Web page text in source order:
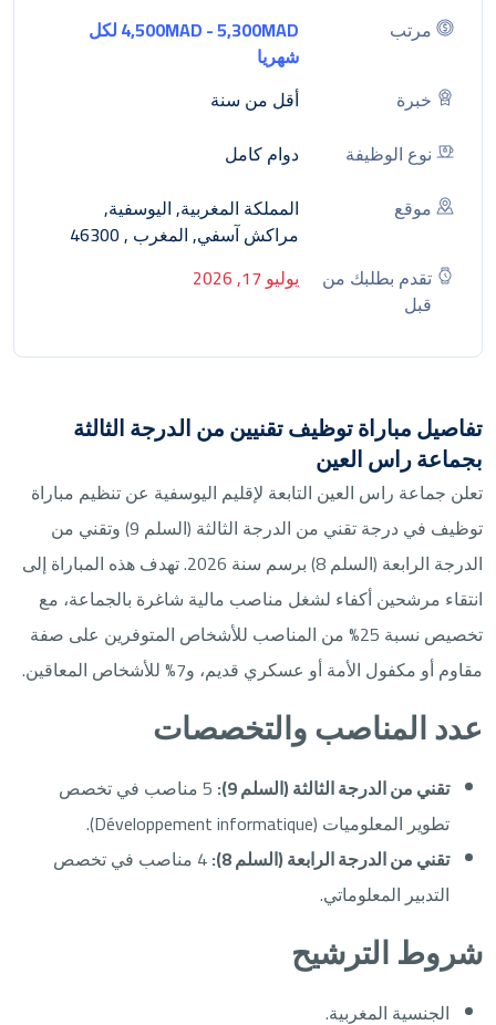
مرتب
4,500MAD - 5,300MAD لكل
شهريا
خبرة
أقل من سنة
نوع الوظيفة
دوام كامل
موقع
المملكة المغربية, اليوسفية,
مراكش آسفي, المغرب , 46300
تقدم بطلبك من
قبل
يوليو 17, 2026
تفاصيل مباراة توظيف تقنيين من الدرجة الثالثة
بجماعة راس العين
تعلن جماعة راس العين التابعة لإقليم اليوسفية عن تنظيم مباراة
توظيف في درجة تقني من الدرجة الثالثة (السلم 9) وتقني من
الدرجة الرابعة (السلم 8) برسم سنة 2026. تهدف هذه المباراة إلى
انتقاء مرشحين أكفاء لشغل مناصب مالية شاغرة بالجماعة، مع
تخصيص نسبة 25% من المناصب للأشخاص المتوفرين على صفة
مقاوم أو مكفول الأمة أو عسكري قديم، و7% للأشخاص المعاقين.
عدد المناصب والتخصصات
تقني من الدرجة الثالثة (السلم 9):
5 مناصب في تخصص
تطوير المعلوميات (Développement informatique).
تقني من الدرجة الرابعة (السلم 8):
4 مناصب في تخصص
التدبير المعلوماتي.
شروط الترشيح
الجنسية المغربية.